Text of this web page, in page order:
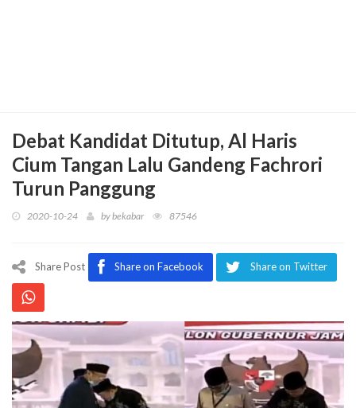
Debat Kandidat Ditutup, Al Haris
Cium Tangan Lalu Gandeng Fachrori
Turun Panggung
2020-10-24 bybekabar 87546
Share Post Share on Facebook Share on Twitter